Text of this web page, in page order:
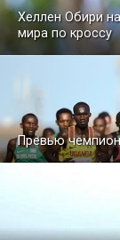
Хеллен Обири
мира по кроссу
Превью